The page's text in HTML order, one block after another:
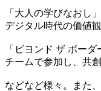
「大人の学びなおし」
デジタル時代の価値
「ビヨンド ザ ボーダ
チームで参加し、共
などなど様々。また